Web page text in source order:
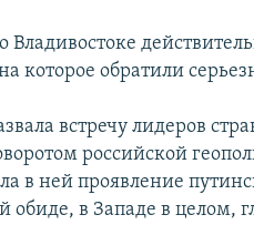
обратили
встречу лидеров
российской
в ней проявление
обиде, в Западе в целом,